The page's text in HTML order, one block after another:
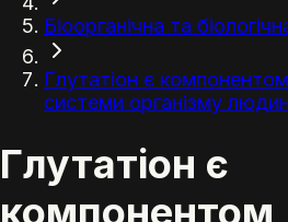
Біоорганічна та
Глутатіон є
системи організму
Глутатіон є